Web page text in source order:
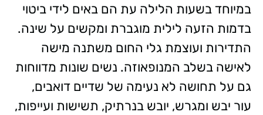
במיוחד בשעות הלילה עת הם באים לידי ביטוי
בדמות הזעה לילית מוגברת ומקשים על שינה.
התדירות ועוצמת גלי החום משתנה מישה
לאישה בשלב המנופאוזה. נשים שונות מדווחות
גם על תחושה לא נעימה של שדיים דואבים,
עור יבש ומגרש, יובש בנרתיק, תשישות ועייפות,